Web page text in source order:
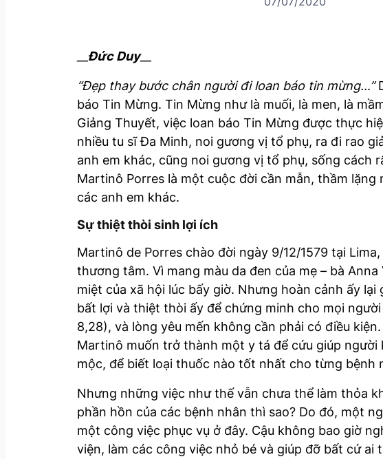
Đức Duy__
“Đẹp thay bước chân người đi loan báo tin mừng…”
báo Tin Mừng. Tin Mừng như là muối, là men, là
Giảng Thuyết, việc loan báo Tin Mừng được thực
nhiều tu sĩ Đa Minh, noi gương vị tổ phụ, ra đi rao
anh em khác, cũng noi gương vị tổ phụ, sống cách
Martinô Porres là một cuộc đời cần mẫn, thầm
các anh em khác.
Sự thiệt thòi sinh lợi ích
Martinô de Porres chào đời ngày 9/12/1579 tại
thương tâm. Vì mang màu da đen của mẹ – bà
miệt của xã hội lúc bấy giờ. Nhưng hoàn cảnh ấy
bất lợi và thiệt thòi ấy để chứng minh cho mọi
8,28), và lòng yêu mến không cần phải có điều
Martinô muốn trở thành một y tá để cứu giúp
mộc, để biết loại thuốc nào tốt nhất cho từng bệnh
Nhưng những việc như thế vẫn chưa thể làm thỏa
phần hồn của các bệnh nhân thì sao? Do đó, một
một công việc phục vụ ở đây. Cậu không bao giờ
viện, làm các công việc nhỏ bé và giúp đỡ bất cứ